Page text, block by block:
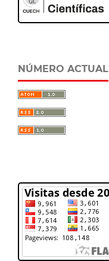
NÚMERO ACTUAL